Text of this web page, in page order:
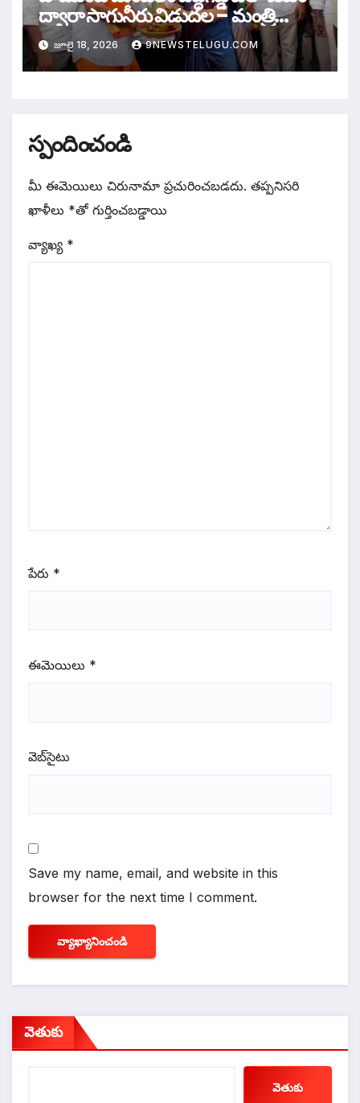
ద్వారా సాగునీరు విడుదల – మంత్రి
గుమ్మిడి సంధ్యారాణి
జూలై 18, 2026 9NEWSTELUGU.COM
స్పందించండి
మీ ఈమెయిలు చిరునామా ప్రచురించబడదు. తప్పనిసరి
ఖాళీలు *‌తో గుర్తించబడ్డాయి
వ్యాఖ్య *
పేరు *
ఈమెయిలు *
వెబ్‌సైటు
Save my name, email, and website in this
browser for the next time I comment.
వెతుకు
వెతుకు